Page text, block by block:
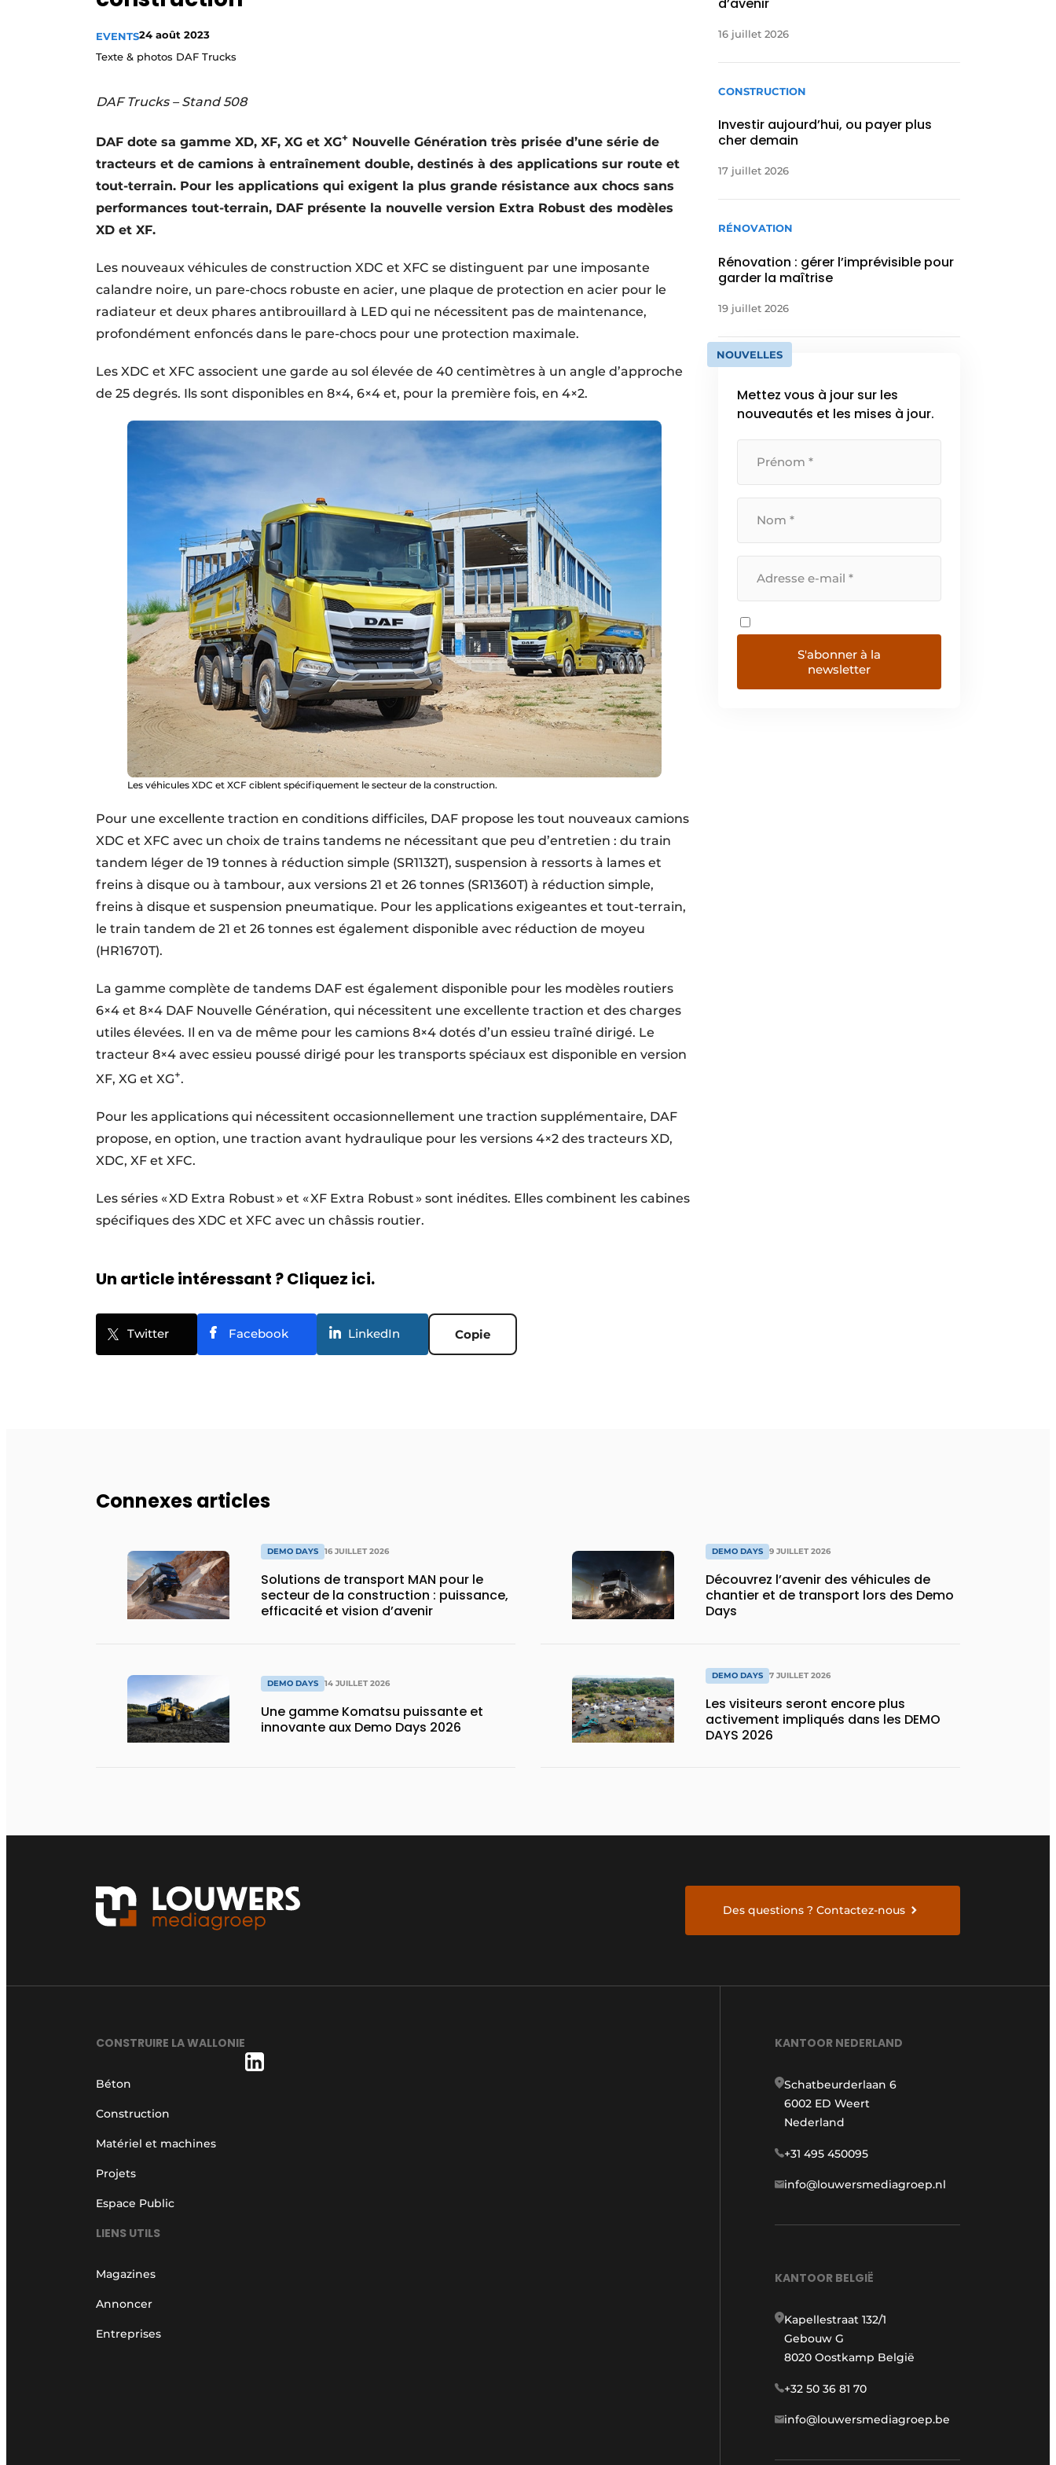
EVENTS24 août 2023
Texte & photos DAF Trucks
DAF Trucks – Stand 508
DAF dote sa gamme XD, XF, XG et XG+ Nouvelle Génération très prisée d’une série de
tracteurs et de camions à entraînement double, destinés à des applications sur route et
tout-terrain. Pour les applications qui exigent la plus grande résistance aux chocs sans
performances tout-terrain, DAF présente la nouvelle version Extra Robust des modèles
XD et XF.
Les nouveaux véhicules de construction XDC et XFC se distinguent par une imposante
calandre noire, un pare-chocs robuste en acier, une plaque de protection en acier pour le
radiateur et deux phares antibrouillard à LED qui ne nécessitent pas de maintenance,
profondément enfoncés dans le pare-chocs pour une protection maximale.
Les XDC et XFC associent une garde au sol élevée de 40 centimètres à un angle d’approche
de 25 degrés. Ils sont disponibles en 8×4, 6×4 et, pour la première fois, en 4×2.
Les véhicules XDC et XCF ciblent spécifiquement le secteur de la construction.
Pour une excellente traction en conditions difficiles, DAF propose les tout nouveaux camions
XDC et XFC avec un choix de trains tandems ne nécessitant que peu d’entretien : du train
tandem léger de 19 tonnes à réduction simple (SR1132T), suspension à ressorts à lames et
freins à disque ou à tambour, aux versions 21 et 26 tonnes (SR1360T) à réduction simple,
freins à disque et suspension pneumatique. Pour les applications exigeantes et tout-terrain,
le train tandem de 21 et 26 tonnes est également disponible avec réduction de moyeu
(HR1670T).
La gamme complète de tandems DAF est également disponible pour les modèles routiers
6×4 et 8×4 DAF Nouvelle Génération, qui nécessitent une excellente traction et des charges
utiles élevées. Il en va de même pour les camions 8×4 dotés d’un essieu traîné dirigé. Le
tracteur 8×4 avec essieu poussé dirigé pour les transports spéciaux est disponible en version
XF, XG et XG+.
Pour les applications qui nécessitent occasionnellement une traction supplémentaire, DAF
propose, en option, une traction avant hydraulique pour les versions 4×2 des tracteurs XD,
XDC, XF et XFC.
Les séries « XD Extra Robust » et « XF Extra Robust » sont inédites. Elles combinent les cabines
spécifiques des XDC et XFC avec un châssis routier.
Un article intéressant ? Cliquez ici.
Twitter Facebook LinkedIn Copie
16 juillet 2026
CONSTRUCTION
Investir aujourd’hui, ou payer plus
cher demain
17 juillet 2026
RÉNOVATION
Rénovation : gérer l’imprévisible pour
garder la maîtrise
19 juillet 2026
NOUVELLES
Mettez vous à jour sur les
nouveautés et les mises à jour.
S'abonner à la
newsletter
Connexes articles
DEMO DAYS 16 JUILLET 2026
Solutions de transport MAN pour le
secteur de la construction : puissance,
efficacité et vision d’avenir
DEMO DAYS 14 JUILLET 2026
Une gamme Komatsu puissante et
innovante aux Demo Days 2026
DEMO DAYS 9 JUILLET 2026
Découvrez l’avenir des véhicules de
chantier et de transport lors des Demo
Days
DEMO DAYS 7 JUILLET 2026
Les visiteurs seront encore plus
activement impliqués dans les DEMO
DAYS 2026
Des questions ? Contactez-nous
CONSTRUIRE LA WALLONIE
Béton
Construction
Matériel et machines
Projets
Espace Public
LIENS UTILS
Magazines
Annoncer
Entreprises
KANTOOR NEDERLAND
Schatbeurderlaan 6
6002 ED Weert
Nederland
+31 495 450095
info@louwersmediagroep.nl
KANTOOR BELGIË
Kapellestraat 132/1
Gebouw G
8020 Oostkamp België
+32 50 36 81 70
info@louwersmediagroep.be